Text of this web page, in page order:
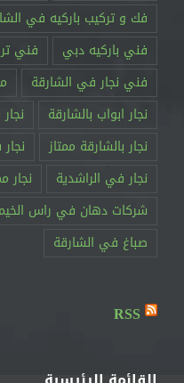
فك و تركيب باركيه في
فني باركيه دبي
فني
فني نجار في الشارقة
نجار ابواب بالشارقة
نجار بالشارقة ممتاز
نجار في الراشدية
نجار
RSS